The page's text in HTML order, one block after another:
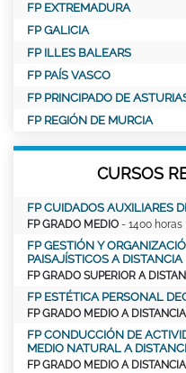
FP EXTREMADURA
FP GALICIA
FP ILLES BALEARS
FP PAÍS VASCO
FP PRINCIPADO DE
FP REGIÓN DE MURCIA
CURSOS
FP CUIDADOS AUXILIARES
FP GRADO MEDIO - 1400 horas
FP GESTIÓN Y
PAISAJÍSTICOS A DISTANCIA
FP GRADO SUPERIOR A
FP ESTÉTICA PERSONAL
FP GRADO MEDIO A DISTANCIA
FP CONDUCCIÓN DE
MEDIO NATURAL A
FP GRADO MEDIO A DISTANCIA